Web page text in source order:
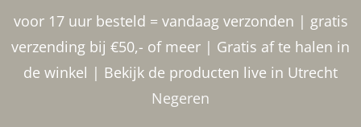
voor 17 uur besteld = vandaag verzonden | gratis
verzending bij €50,- of meer | Gratis af te halen in
de winkel | Bekijk de producten live in Utrecht
Negeren
inhoud